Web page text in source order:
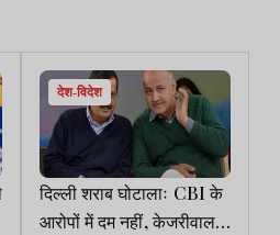
देश-विदेश
दिल्ली शराब घोटालाः CBI के
आरोपों में दम नहीं, केजरीवाल व